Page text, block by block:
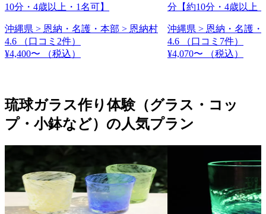
10分・4歳以上・1名可】
沖縄県 > 恩納・名護・本部 > 恩納村
4.6
（口コミ2件）
¥4,400〜
（税込）
分【約10分・4歳以上
沖縄県 > 恩納・名護・
4.6
（口コミ7件）
¥4,070〜
（税込）
琉球ガラス作り体験（グラス・コッ
プ・小鉢など）の人気プラン